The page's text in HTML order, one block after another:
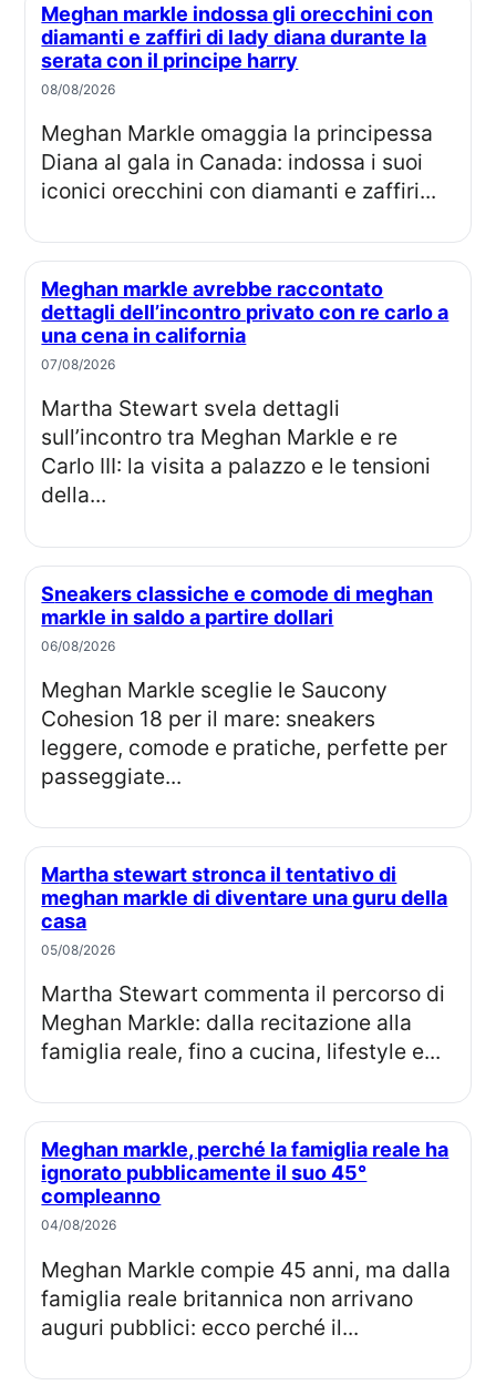
Meghan markle indossa gli orecchini con
diamanti e zaffiri di lady diana durante la
serata con il principe harry
08/08/2026
Meghan Markle omaggia la principessa
Diana al gala in Canada: indossa i suoi
iconici orecchini con diamanti e zaffiri...
Meghan markle avrebbe raccontato
dettagli dell’incontro privato con re carlo a
una cena in california
07/08/2026
Martha Stewart svela dettagli
sull’incontro tra Meghan Markle e re
Carlo III: la visita a palazzo e le tensioni
della...
Sneakers classiche e comode di meghan
markle in saldo a partire dollari
06/08/2026
Meghan Markle sceglie le Saucony
Cohesion 18 per il mare: sneakers
leggere, comode e pratiche, perfette per
passeggiate...
Martha stewart stronca il tentativo di
meghan markle di diventare una guru della
casa
05/08/2026
Martha Stewart commenta il percorso di
Meghan Markle: dalla recitazione alla
famiglia reale, fino a cucina, lifestyle e...
Meghan markle, perché la famiglia reale ha
ignorato pubblicamente il suo 45°
compleanno
04/08/2026
Meghan Markle compie 45 anni, ma dalla
famiglia reale britannica non arrivano
auguri pubblici: ecco perché il...